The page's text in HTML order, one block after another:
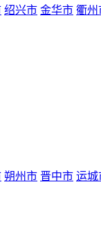
绍兴市 金华市 衢州
朔州市 晋中市 运城